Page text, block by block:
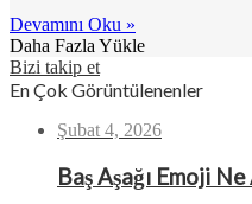
Devamını Oku »
Daha Fazla Yükle
Bizi takip et
En Çok Görüntülenenler
Şubat 4, 2026
Baş Aşağı Emoji